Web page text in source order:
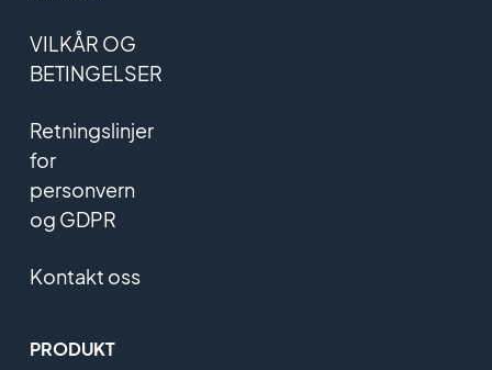
VILKÅR OG
BETINGELSER
Retningslinjer
for
personvern
og GDPR
Kontakt oss
PRODUKT